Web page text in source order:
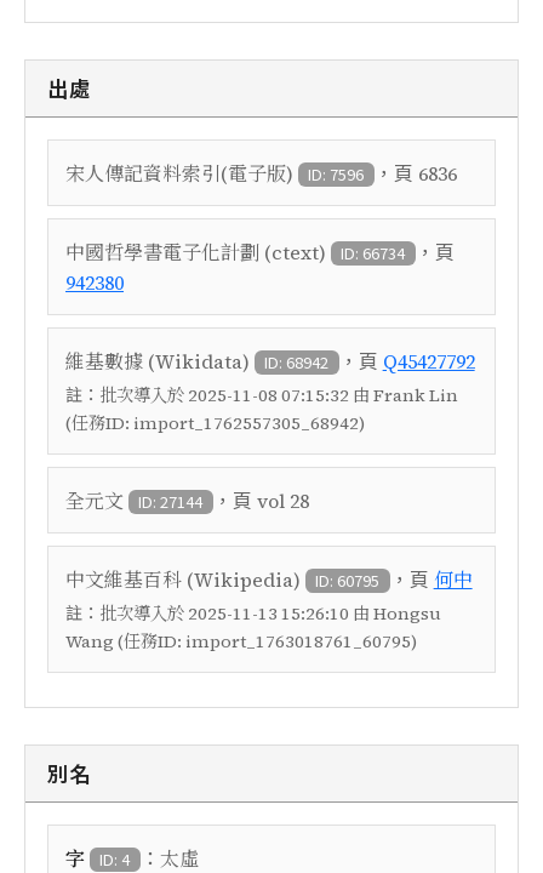
出處
宋人傳記資料索引(電子版) ID: 7596 ，頁 6836
中國哲學書電子化計劃 (ctext) ID: 66734 ，頁
942380
維基數據 (Wikidata) ID: 68942 ，頁 Q45427792
註： 批次導入於 2025-11-08 07:15:32 由 Frank Lin
(任務ID: import_1762557305_68942)
全元文 ID: 27144 ，頁 vol 28
中文維基百科 (Wikipedia) ID: 60795 ，頁 何中
註： 批次導入於 2025-11-13 15:26:10 由 Hongsu
Wang (任務ID: import_1763018761_60795)
別名
字 ID: 4 ： 太虛